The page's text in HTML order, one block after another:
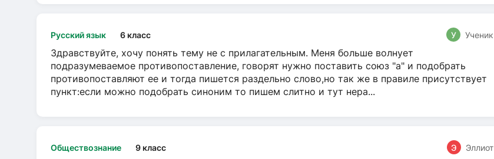
Русский язык 6 класс У Ученик
Здравствуйте, хочу понять тему не с прилагательным. Меня больше волнует
подразумеваемое противопоставление, говорят нужно поставить союз "а" и подобрать
противопоставляют ее и тогда пишется раздельно слово,но так же в правиле присутствует
пункт:если можно подобрать синоним то пишем слитно и тут нера...
Обществознание 9 класс Э Эллиот